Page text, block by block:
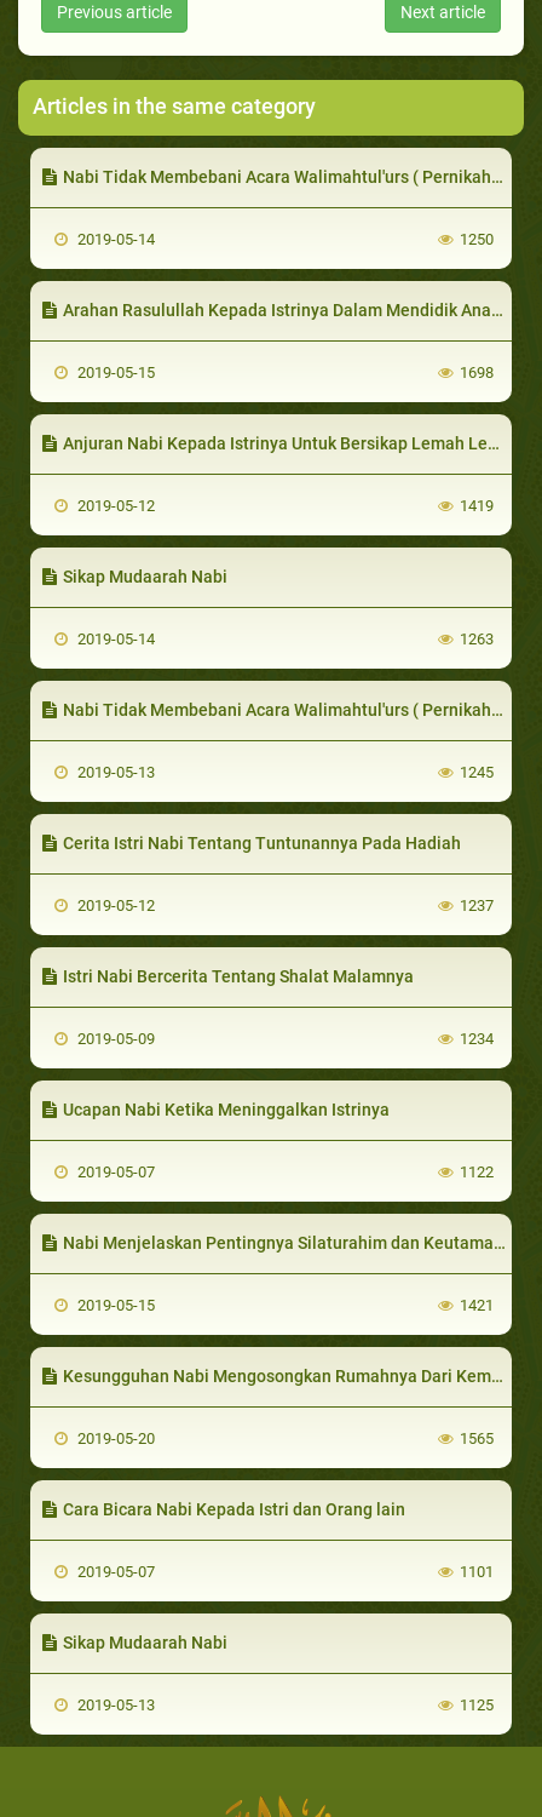
Previous article Next article
Articles in the same category
Nabi Tidak Membebani Acara Walimahtul'urs ( Pernikahan )
2019-05-14 1250
Arahan Rasulullah Kepada Istrinya Dalam Mendidik Anak Perempuan Serta Penjelasan Pahala Dan Keutamaannya
2019-05-15 1698
Anjuran Nabi Kepada Istrinya Untuk Bersikap Lemah Lembut dan Bersabar
2019-05-12 1419
Sikap Mudaarah Nabi
2019-05-14 1263
Nabi Tidak Membebani Acara Walimahtul'urs ( Pernikahan )
2019-05-13 1245
Cerita Istri Nabi Tentang Tuntunannya Pada Hadiah
2019-05-12 1237
Istri Nabi Bercerita Tentang Shalat Malamnya
2019-05-09 1234
Ucapan Nabi Ketika Meninggalkan Istrinya
2019-05-07 1122
Nabi Menjelaskan Pentingnya Silaturahim dan Keutamaannya
2019-05-15 1421
Kesungguhan Nabi Mengosongkan Rumahnya Dari Kemungkaran
2019-05-20 1565
Cara Bicara Nabi Kepada Istri dan Orang lain
2019-05-07 1101
Sikap Mudaarah Nabi
2019-05-13 1125